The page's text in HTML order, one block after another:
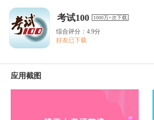
考试100 1000万+次下载
综合评分：4.9分
好友已下载
应用截图